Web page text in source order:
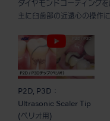
ダイヤモンドコーティング
主に臼歯部の近遠心の操作に
P2D, P3D：
Ultrasonic Scaler Tip
(ペリオ用)